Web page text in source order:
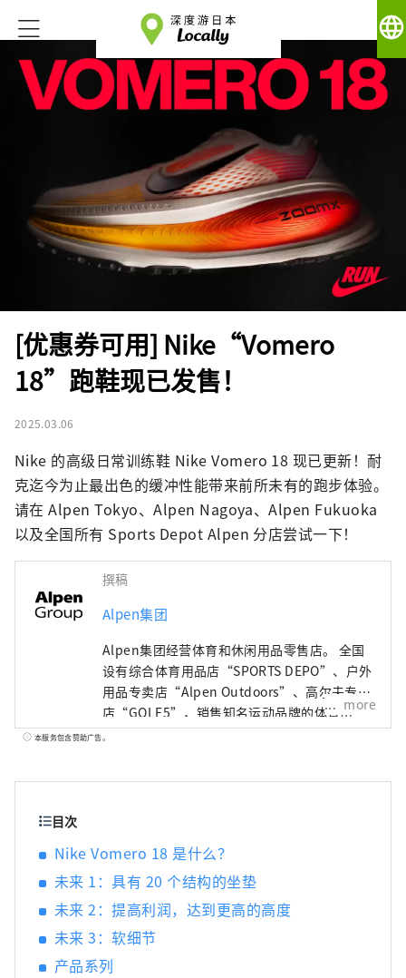
language
[优惠券可用] Nike“Vomero
18”跑鞋现已发售！
2025.03.06
Nike 的高级日常训练鞋 Nike Vomero 18 现已更新！耐
克迄今为止最出色的缓冲性能带来前所未有的跑步体验。
请在 Alpen Tokyo、Alpen Nagoya、Alpen Fukuoka
以及全国所有 Sports Depot Alpen 分店尝试一下！
撰稿
Alpen集团
Alpen集团经营体育和休闲用品零售店。 全国
设有综合体育用品店“SPORTS DEPO”、户外
用品专卖店“Alpen Outdoors”、高尔夫专卖
店“GOLF5”，销售知名运动品牌的体育用
品。作为高度时尚的服装和鞋子。我们提供广
more
本服务包含赞助广告。
目次
Nike Vomero 18 是什么？
未来 1：具有 20 个结构的坐垫
未来 2：提高利润，达到更高的高度
未来 3：软细节
产品系列